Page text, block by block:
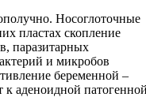
Носоглоточные
пластах скопление
паразитарных
и микробов
беременной –
аденоидной